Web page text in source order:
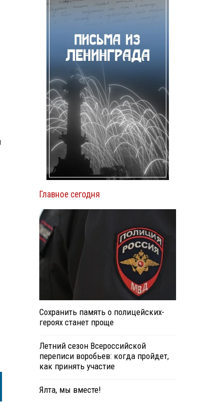
Главное сегодня
Сохранить память о полицейских-
героях станет проще
Летний сезон Всероссийской
переписи воробьев: когда пройдет,
как принять участие
Ялта, мы вместе!